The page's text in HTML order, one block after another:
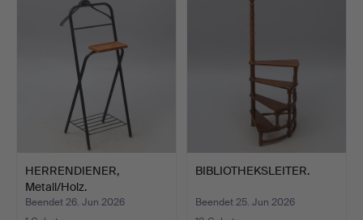
HERRENDIENER,
Metall/Holz.
Beendet 26. Jun 2026
BIBLIOTHEKSLEITER.
Beendet 25. Jun 2026